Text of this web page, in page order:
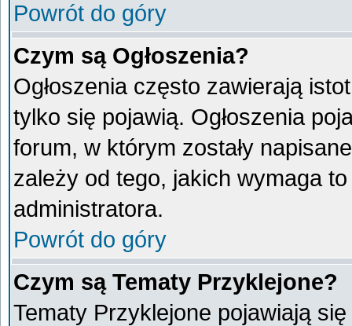
Powrót do góry
Czym są Ogłoszenia?
Ogłoszenia często zawierają
tylko się pojawią. Ogłoszenia
forum, w którym zostały
zależy od tego, jakich wymaga
administratora.
Powrót do góry
Czym są Tematy Przyklejone?
Tematy Przyklejone pojawiają